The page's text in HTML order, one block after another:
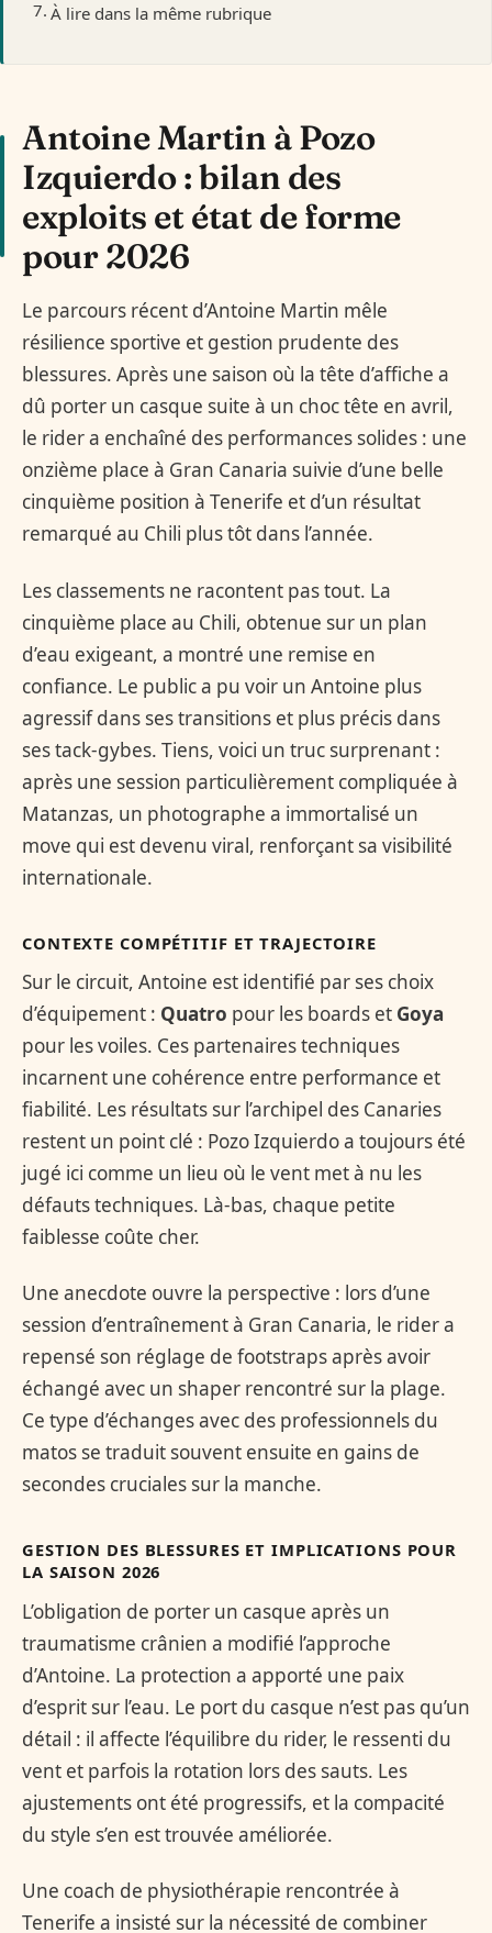
À lire dans la même rubrique
Antoine Martin à Pozo
Izquierdo : bilan des
exploits et état de forme
pour 2026
Le parcours récent d’Antoine Martin mêle
résilience sportive et gestion prudente des
blessures. Après une saison où la tête d’affiche a
dû porter un casque suite à un choc tête en avril,
le rider a enchaîné des performances solides : une
onzième place à Gran Canaria suivie d’une belle
cinquième position à Tenerife et d’un résultat
remarqué au Chili plus tôt dans l’année.
Les classements ne racontent pas tout. La
cinquième place au Chili, obtenue sur un plan
d’eau exigeant, a montré une remise en
confiance. Le public a pu voir un Antoine plus
agressif dans ses transitions et plus précis dans
ses tack-gybes. Tiens, voici un truc surprenant :
après une session particulièrement compliquée à
Matanzas, un photographe a immortalisé un
move qui est devenu viral, renforçant sa visibilité
internationale.
CONTEXTE COMPÉTITIF ET TRAJECTOIRE
Sur le circuit, Antoine est identifié par ses choix
d’équipement : Quatro pour les boards et Goya
pour les voiles. Ces partenaires techniques
incarnent une cohérence entre performance et
fiabilité. Les résultats sur l’archipel des Canaries
restent un point clé : Pozo Izquierdo a toujours été
jugé ici comme un lieu où le vent met à nu les
défauts techniques. Là-bas, chaque petite
faiblesse coûte cher.
Une anecdote ouvre la perspective : lors d’une
session d’entraînement à Gran Canaria, le rider a
repensé son réglage de footstraps après avoir
échangé avec un shaper rencontré sur la plage.
Ce type d’échanges avec des professionnels du
matos se traduit souvent ensuite en gains de
secondes cruciales sur la manche.
GESTION DES BLESSURES ET IMPLICATIONS POUR
LA SAISON 2026
L’obligation de porter un casque après un
traumatisme crânien a modifié l’approche
d’Antoine. La protection a apporté une paix
d’esprit sur l’eau. Le port du casque n’est pas qu’un
détail : il affecte l’équilibre du rider, le ressenti du
vent et parfois la rotation lors des sauts. Les
ajustements ont été progressifs, et la compacité
du style s’en est trouvée améliorée.
Une coach de physiothérapie rencontrée à
Tenerife a insisté sur la nécessité de combiner